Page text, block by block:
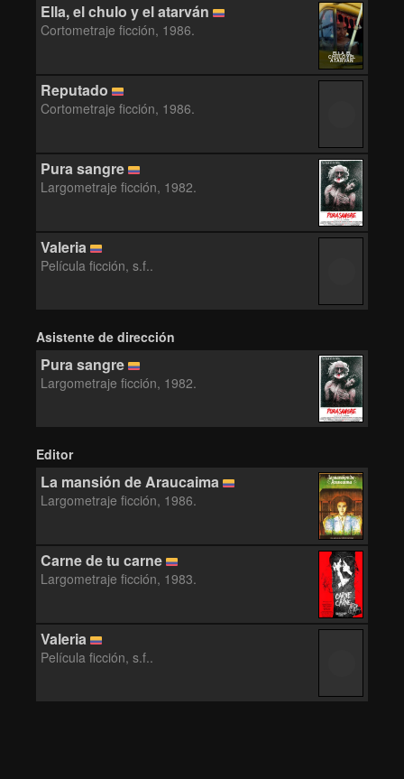
Ella, el chulo y el atarván
Cortometraje ficción, 1986.
ELLA, EL
CHULO Y EL
ATARVÁN
Reputado
Cortometraje ficción, 1986.
Pura sangre
Largometraje ficción, 1982.
Valeria
Película ficción, s.f..
Asistente de dirección
Pura sangre
Largometraje ficción, 1982.
Editor
La mansión de Araucaima
Largometraje ficción, 1986.
Carne de tu carne
Largometraje ficción, 1983.
Valeria
Película ficción, s.f..